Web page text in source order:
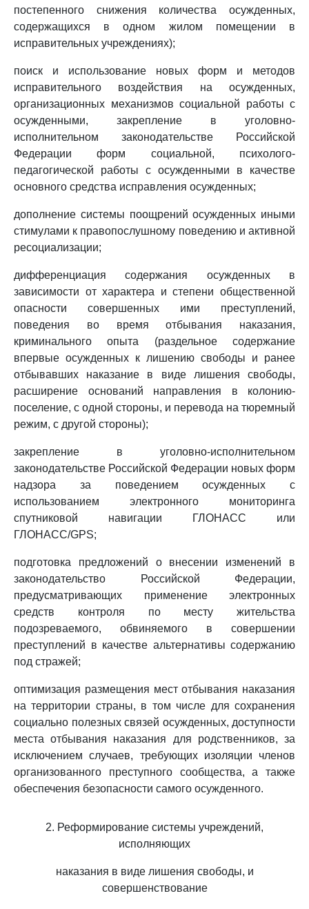
постепенного снижения количества осужденных,
содержащихся в одном жилом помещении в
исправительных учреждениях);
поиск и использование новых форм и методов
исправительного воздействия на осужденных,
организационных механизмов социальной работы с
осужденными, закрепление в уголовно-
исполнительном законодательстве Российской
Федерации форм социальной, психолого-
педагогической работы с осужденными в качестве
основного средства исправления осужденных;
дополнение системы поощрений осужденных иными
стимулами к правопослушному поведению и активной
ресоциализации;
дифференциация содержания осужденных в
зависимости от характера и степени общественной
опасности совершенных ими преступлений,
поведения во время отбывания наказания,
криминального опыта (раздельное содержание
впервые осужденных к лишению свободы и ранее
отбывавших наказание в виде лишения свободы,
расширение оснований направления в колонию-
поселение, с одной стороны, и перевода на тюремный
режим, с другой стороны);
закрепление в уголовно-исполнительном
законодательстве Российской Федерации новых форм
надзора за поведением осужденных с
использованием электронного мониторинга
спутниковой навигации ГЛОНАСС или
ГЛОНАСС/GPS;
подготовка предложений о внесении изменений в
законодательство Российской Федерации,
предусматривающих применение электронных
средств контроля по месту жительства
подозреваемого, обвиняемого в совершении
преступлений в качестве альтернативы содержанию
под стражей;
оптимизация размещения мест отбывания наказания
на территории страны, в том числе для сохранения
социально полезных связей осужденных, доступности
места отбывания наказания для родственников, за
исключением случаев, требующих изоляции членов
организованного преступного сообщества, а также
обеспечения безопасности самого осужденного.
2. Реформирование системы учреждений,
исполняющих
наказания в виде лишения свободы, и
совершенствование